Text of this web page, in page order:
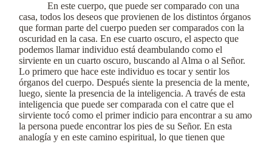
En este cuerpo, que puede ser comparado con una
casa, todos los deseos que provienen de los distintos órganos
que forman parte del cuerpo pueden ser comparados con la
oscuridad en la casa. En ese cuarto oscuro, el aspecto que
podemos llamar individuo está deambulando como el
sirviente en un cuarto oscuro, buscando al Alma o al Señor.
Lo primero que hace este individuo es tocar y sentir los
órganos del cuerpo. Después siente la presencia de la mente,
luego, siente la presencia de la inteligencia. A través de esta
inteligencia que puede ser comparada con el catre que el
sirviente tocó como el primer indicio para encontrar a su amo
la persona puede encontrar los pies de su Señor. En esta
analogía y en este camino espiritual, lo que tienen que